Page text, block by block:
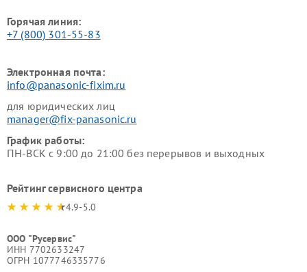
Горячая линия:
+7 (800) 301-55-83
Электронная почта:
info@panasonic-fixim.ru
для юридических лиц
manager@fix-panasonic.ru
График работы:
ПН-ВСК с 9:00 до 21:00 без перерывов и выходных
Рейтинг сервисного центра
4.9-5.0
ООО "Русервис"
ИНН 7702633247
ОГРН 1077746335776